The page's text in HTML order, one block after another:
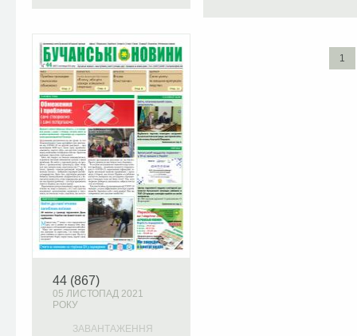
44 (867)
05 ЛИСТОПАД 2021
РОКУ
ЗАВАНТАЖЕННЯ
1